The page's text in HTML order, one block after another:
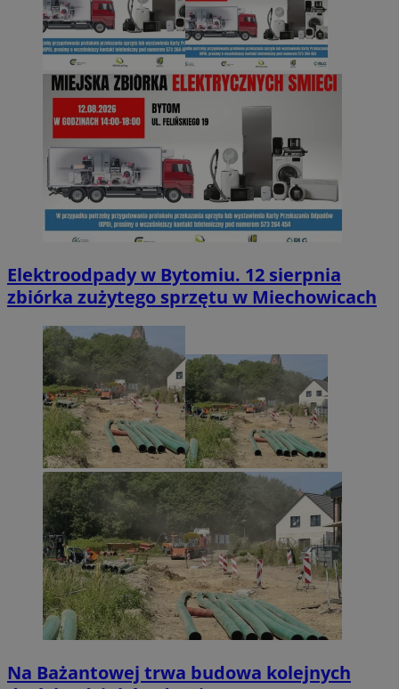
Elektroodpady w Bytomiu. 12 sierpnia
zbiórka zużytego sprzętu w Miechowicach
Na Bażantowej trwa budowa kolejnych